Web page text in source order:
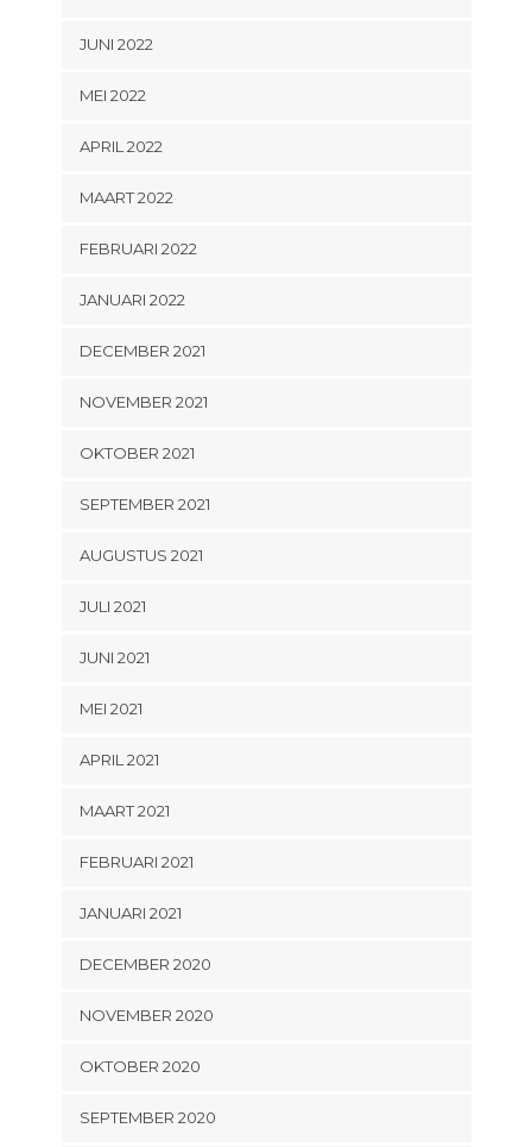
JUNI 2022
MEI 2022
APRIL 2022
MAART 2022
FEBRUARI 2022
JANUARI 2022
DECEMBER 2021
NOVEMBER 2021
OKTOBER 2021
SEPTEMBER 2021
AUGUSTUS 2021
JULI 2021
JUNI 2021
MEI 2021
APRIL 2021
MAART 2021
FEBRUARI 2021
JANUARI 2021
DECEMBER 2020
NOVEMBER 2020
OKTOBER 2020
SEPTEMBER 2020